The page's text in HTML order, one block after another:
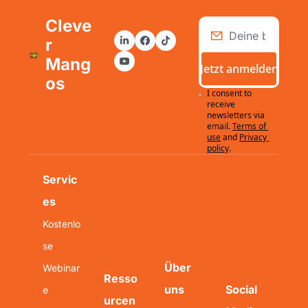
Cleve
r
Mang
os
Jetzt anmelden
I consent to
receive
newsletters via
email.Terms of
useand Privacy
policy.
Servic
es
Kostenlo
se
Webinar
e
Resso
urcen
Über
uns
Social